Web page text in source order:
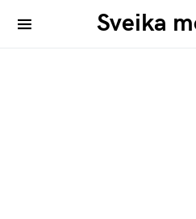
Sveika